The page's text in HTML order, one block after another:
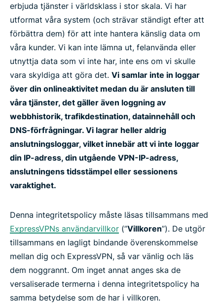
erbjuda tjänster i världsklass i stor skala. Vi har
utformat våra system (och strävar ständigt efter att
förbättra dem) för att inte hantera känslig data om
våra kunder. Vi kan inte lämna ut, felanvända eller
utnyttja data som vi inte har, inte ens om vi skulle
vara skyldiga att göra det. Vi samlar inte in loggar
över din onlineaktivitet medan du är ansluten till
våra tjänster, det gäller även loggning av
webbhistorik, trafikdestination, datainnehåll och
DNS-förfrågningar. Vi lagrar heller aldrig
anslutningsloggar, vilket innebär att vi inte loggar
din IP-adress, din utgående VPN-IP-adress,
anslutningens tidsstämpel eller sessionens
varaktighet.
Denna integritetspolicy måste läsas tillsammans med
ExpressVPNs användarvillkor (”Villkoren”). De utgör
tillsammans en lagligt bindande överenskommelse
mellan dig och ExpressVPN, så var vänlig och läs
dem noggrannt. Om inget annat anges ska de
versaliserade termerna i denna integritetspolicy ha
samma betydelse som de har i villkoren.